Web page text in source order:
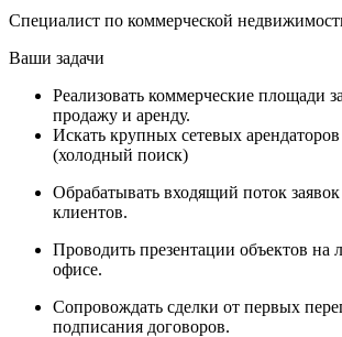
Специалист по коммерческой
Ваши задачи
Реализовать коммерческие площади
продажу и аренду.
Искать крупных сетевых
(холодный поиск)
Обрабатывать входящий поток
клиентов.
Проводить презентации объектов на
офисе.
Сопровождать сделки от первых
подписания договоров.